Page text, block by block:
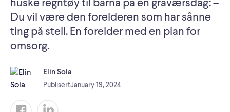
huske regntøy til barna på en gråværsdag: –
Du vil være den forelderen som har sånne
ting på stell. En forelder med en plan for
omsorg.
Elin Sola
PublisertJanuary 19, 2024